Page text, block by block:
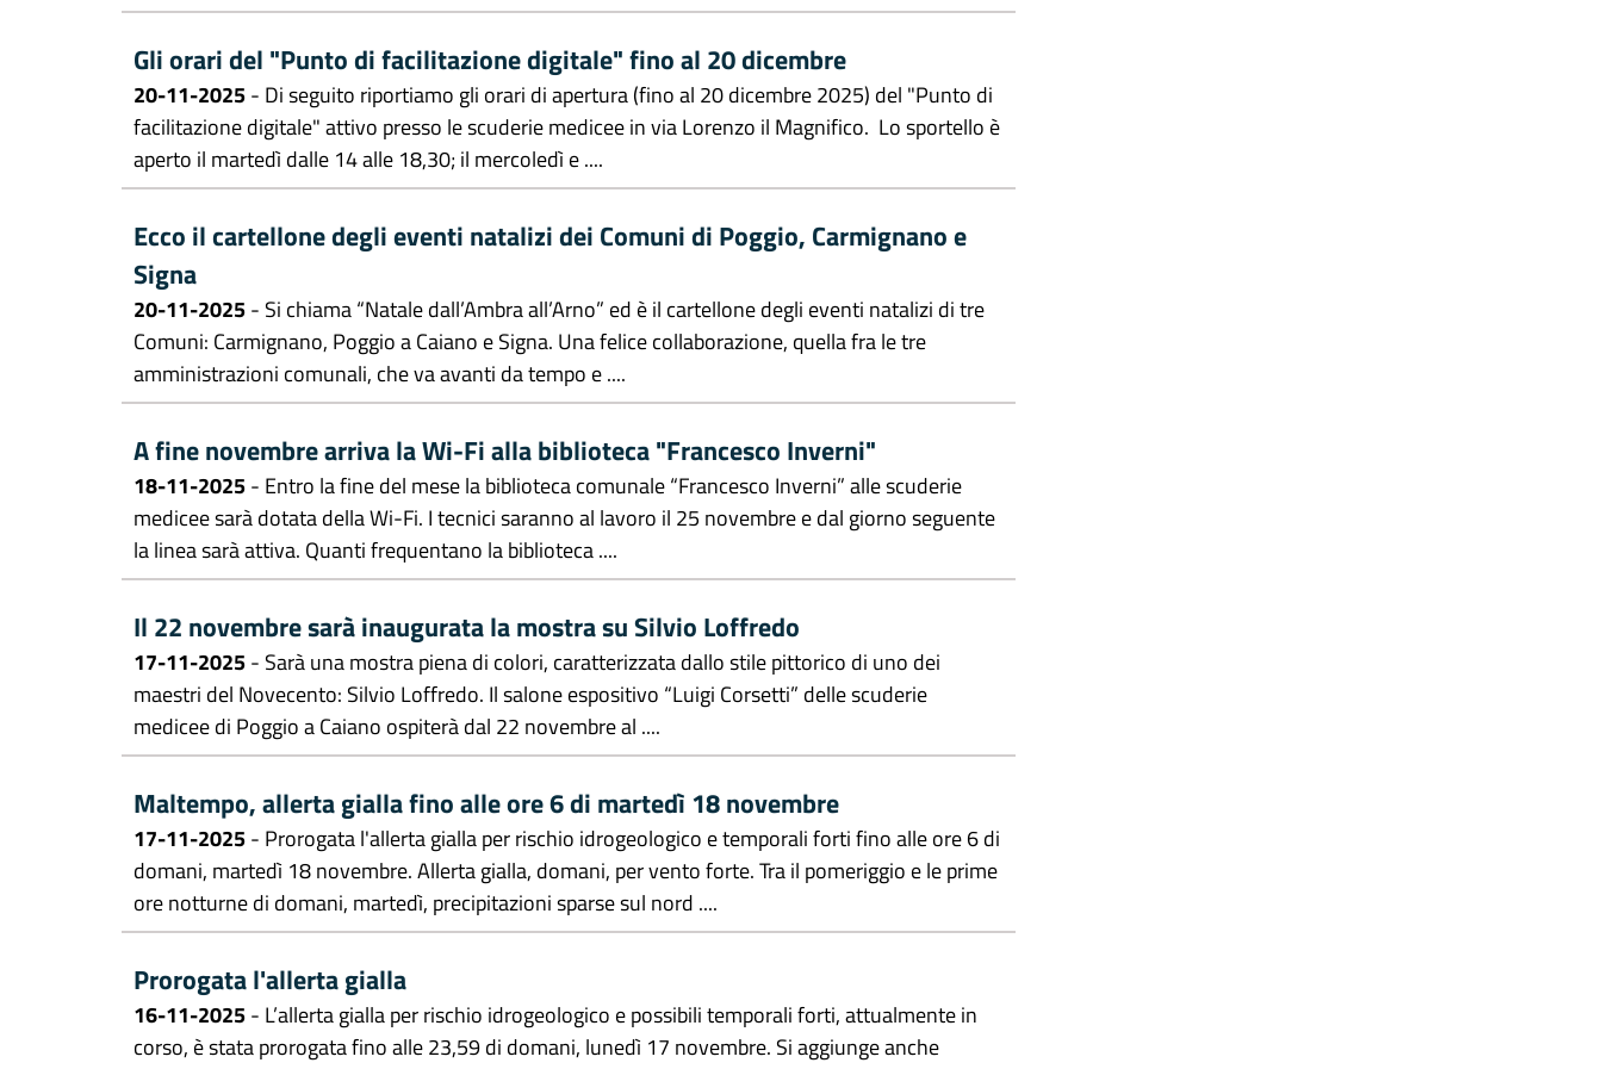
Gli orari del "Punto di facilitazione digitale" fino al 20 dicembre
20-11-2025- Di seguito riportiamo gli orari di apertura (fino al 20 dicembre 2025) del "Punto di
facilitazione digitale" attivo presso le scuderie medicee in via Lorenzo il Magnifico. Lo sportello è
aperto il martedì dalle 14 alle 18,30; il mercoledì e ....
Ecco il cartellone degli eventi natalizi dei Comuni di Poggio, Carmignano e
Signa
20-11-2025- Si chiama “Natale dall’Ambra all’Arno” ed è il cartellone degli eventi natalizi di tre
Comuni: Carmignano, Poggio a Caiano e Signa. Una felice collaborazione, quella fra le tre
amministrazioni comunali, che va avanti da tempo e ....
A fine novembre arriva la Wi-Fi alla biblioteca "Francesco Inverni"
18-11-2025- Entro la fine del mese la biblioteca comunale “Francesco Inverni” alle scuderie
medicee sarà dotata della Wi-Fi. I tecnici saranno al lavoro il 25 novembre e dal giorno seguente
la linea sarà attiva. Quanti frequentano la biblioteca ....
Il 22 novembre sarà inaugurata la mostra su Silvio Loffredo
17-11-2025- Sarà una mostra piena di colori, caratterizzata dallo stile pittorico di uno dei
maestri del Novecento: Silvio Loffredo. Il salone espositivo “Luigi Corsetti” delle scuderie
medicee di Poggio a Caiano ospiterà dal 22 novembre al ....
Maltempo, allerta gialla fino alle ore 6 di martedì 18 novembre
17-11-2025- Prorogata l'allerta gialla per rischio idrogeologico e temporali forti fino alle ore 6 di
domani, martedì 18 novembre. Allerta gialla, domani, per vento forte. Tra il pomeriggio e le prime
ore notturne di domani, martedì, precipitazioni sparse sul nord ....
Prorogata l'allerta gialla
16-11-2025- L’allerta gialla per rischio idrogeologico e possibili temporali forti, attualmente in
corso, è stata prorogata fino alle 23,59 di domani, lunedì 17 novembre. Si aggiunge anche